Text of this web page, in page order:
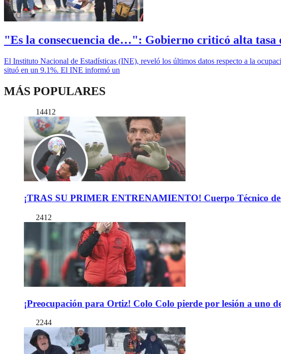
"Es la consecuencia de…": Gobierno criticó alta
El Instituto Nacional de Estadísticas (INE), reveló los últimos datos respecto a la
situó en un 9.1%. El INE informó un
MÁS POPULARES
14412
¡TRAS SU PRIMER ENTRENAMIENTO! Cuerpo Técnico
2412
¡Preocupación para Ortiz! Colo Colo pierde por lesión a uno
2244